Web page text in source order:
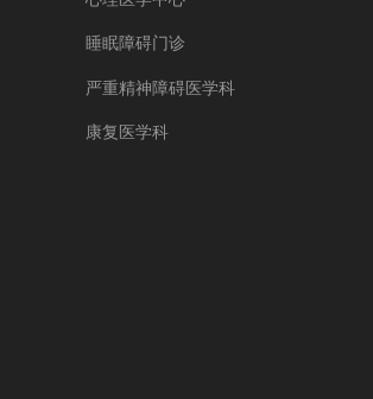
睡眠障碍门诊
严重精神障碍医学科
康复医学科